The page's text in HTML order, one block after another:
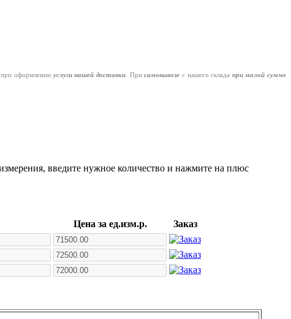
при оформлении услуги нашей доставки. Присамовывозе с нашего склада при малой сумме
введите нужное количество и нажмите на плюс
Цена за ед.изм.р.
Заказ